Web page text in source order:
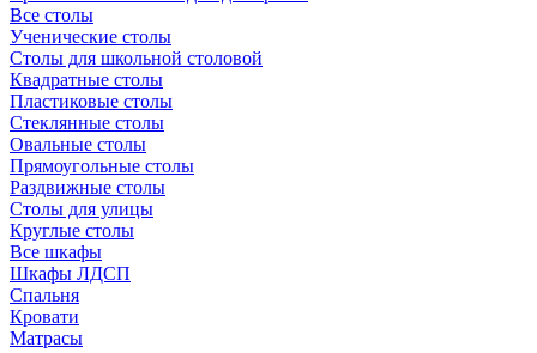
Все столы
Ученические столы
Столы для школьной столовой
Квадратные столы
Пластиковые столы
Стеклянные столы
Овальные столы
Прямоугольные столы
Раздвижные столы
Столы для улицы
Круглые столы
Все шкафы
Шкафы ЛДСП
Спальня
Кровати
Матрасы